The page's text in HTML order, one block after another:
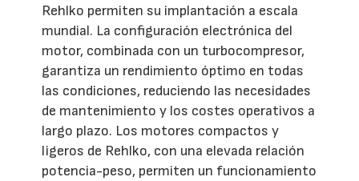
Rehlko permiten su implantación a escala
mundial. La configuración electrónica del
motor, combinada con un turbocompresor,
garantiza un rendimiento óptimo en todas
las condiciones, reduciendo las necesidades
de mantenimiento y los costes operativos a
largo plazo. Los motores compactos y
ligeros de Rehlko, con una elevada relación
potencia-peso, permiten un funcionamiento